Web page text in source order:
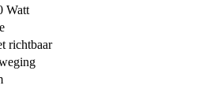
Watt
richtbaar